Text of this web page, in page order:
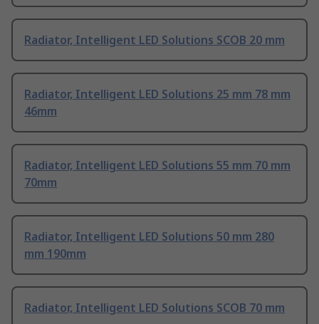
Radiator, Intelligent LED Solutions SCOB 20 mm
Radiator, Intelligent LED Solutions 25 mm 78 mm
46mm
Radiator, Intelligent LED Solutions 55 mm 70 mm
70mm
Radiator, Intelligent LED Solutions 50 mm 280
mm 190mm
Radiator, Intelligent LED Solutions SCOB 70 mm